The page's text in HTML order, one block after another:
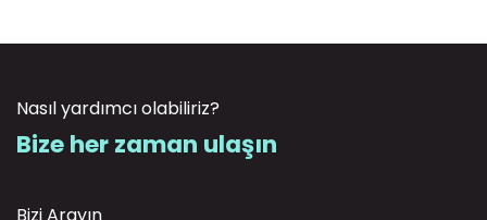
Nasıl yardımcı olabiliriz?
Bize her zaman ulaşın